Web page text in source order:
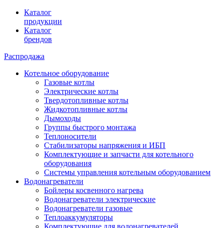
Каталог
продукции
Каталог
брендов
Распродажа
Котельное оборудование
Газовые котлы
Электрические котлы
Твердотопливные котлы
Жидкотопливные котлы
Дымоходы
Группы быстрого монтажа
Теплоносители
Стабилизаторы напряжения и ИБП
Комплектующие и запчасти для котельного
оборудования
Системы управления котельным оборудованием
Водонагреватели
Бойлеры косвенного нагрева
Водонагреватели электрические
Водонагреватели газовые
Теплоаккумуляторы
Комплектующие для водонагревателей